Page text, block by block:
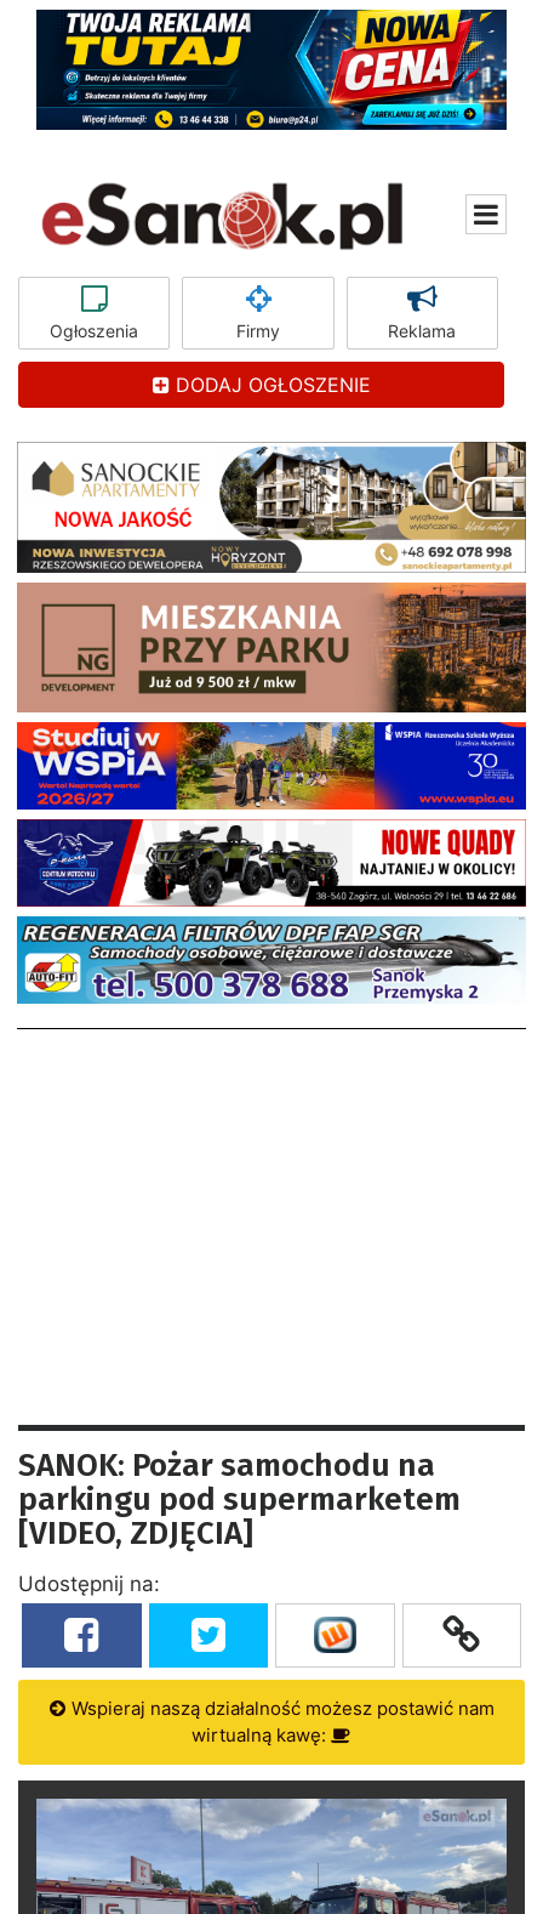
Ogłoszenia Firmy Reklama
DODAJ OGŁOSZENIE
SANOK: Pożar samochodu na
parkingu pod supermarketem
[VIDEO, ZDJĘCIA]
Udostępnij na:
Wspieraj naszą działalność możesz postawić nam
wirtualną kawę: